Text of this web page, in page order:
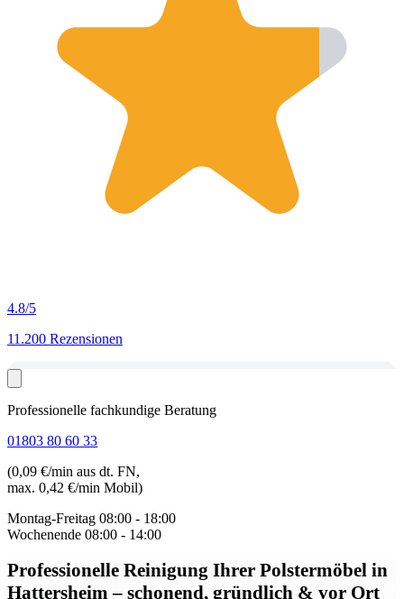
4.8/5
11.200 Rezensionen
Professionelle fachkundige Beratung
01803 80 60 33
(0,09 €/min aus dt. FN,
max. 0,42 €/min Mobil)
Montag-Freitag 08:00 - 18:00
Wochenende 08:00 - 14:00
Professionelle Reinigung Ihrer Polstermöbel in
Hattersheim– schonend, gründlich & vor Ort